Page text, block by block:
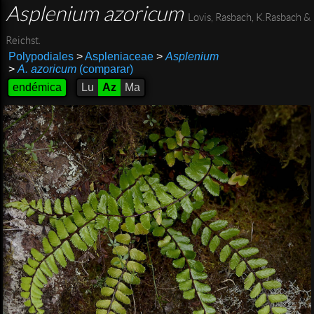
Asplenium azoricum Lovis, Rasbach, K.Rasbach &
Reichst.
Polypodiales >Aspleniaceae > Asplenium
> A. azoricum(comparar)
endémica
Lu Az Ma